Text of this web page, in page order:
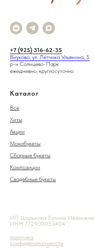
+7 (925) 316-62-35
Внуково, ул. Лётчика Ульянина, 5
р-н Солнцево-Парк
ежедневно, круглосуточно
Каталог
Все
Хиты
Акции
Монобукеты
Сборные букеты
Композиции
Свадебные букеты
политика
конфиденциальности
ИП Царькова Галина Ивановна
ИНН 772900053404